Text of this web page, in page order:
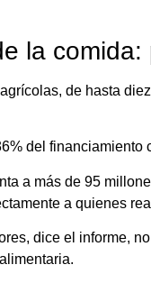
la
de hasta
del
a más de 95
a quienes
dice el informe,